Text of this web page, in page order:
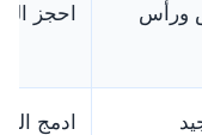
ورأس
احجز
ادمج